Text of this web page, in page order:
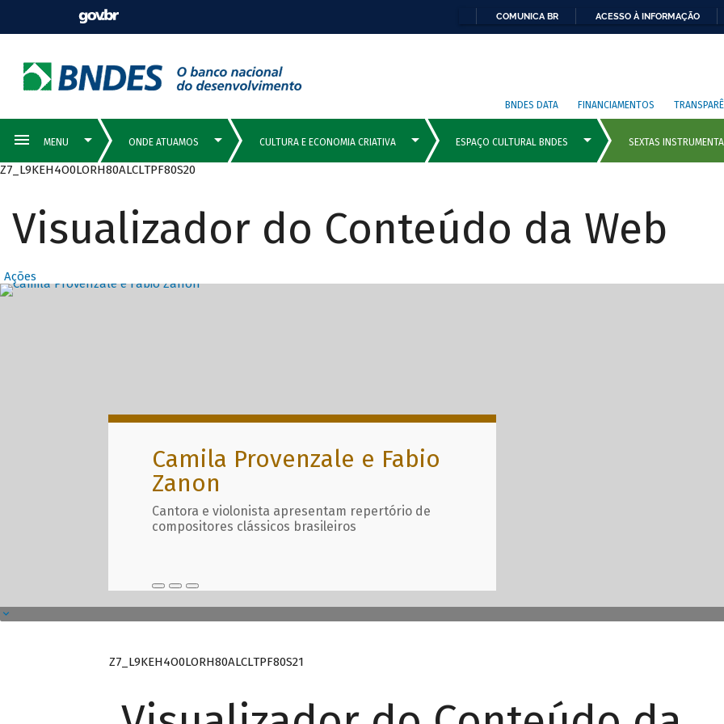
COMUNICA BR ACESSO À INFORMAÇÃO
BNDES DATA FINANCIAMENTOS
Z7_L9KEH4O0LORH80ALCLTPF80S20
Visualizador do Conteúdo da Web
Ações
Destaques Principais com
Camila Provenzale e Fabio
Zanon
Cantora e violonista apresentam repertório de
compositores clássicos brasileiros
Z7_L9KEH4O0LORH80ALCLTPF80S21